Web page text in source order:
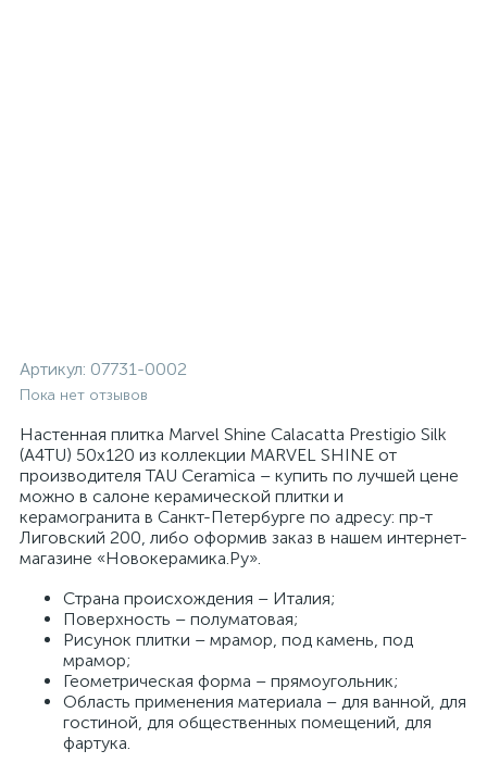
Артикул: 07731-0002
Пока нет отзывов
Настенная плитка Marvel Shine Calacatta Prestigio Silk
(A4TU) 50x120 из коллекции MARVEL SHINE от
производителя TAU Ceramica – купить по лучшей цене
можно в салоне керамической плитки и
керамогранита в Санкт-Петербурге по адресу: пр-т
Лиговский 200, либо оформив заказ в нашем интернет-
магазине «Новокерамика.Ру».
Страна происхождения – Италия;
Поверхность – полуматовая;
Рисунок плитки – мрамор, под камень, под
мрамор;
Геометрическая форма – прямоугольник;
Область применения материала – для ванной, для
гостиной, для общественных помещений, для
фартука.